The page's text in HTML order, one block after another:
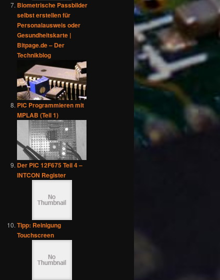
Biometrische Passbilder
selbst erstellen für
Personalausweis oder
Gesundheitskarte |
Bitpage.de – Der
Technikblog
PIC Programmieren mit
MPLAB (Teil 1)
Der PIC 12F675 Teil 4 –
INTCON Register
Tipp: Reinigung
Touchscreen